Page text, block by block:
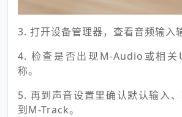
3. 打开设备管理器，查看音频输入
4. 检查是否出现M-Audio或相关
称。
5. 再到声音设置里确认默认输入
到M-Track。